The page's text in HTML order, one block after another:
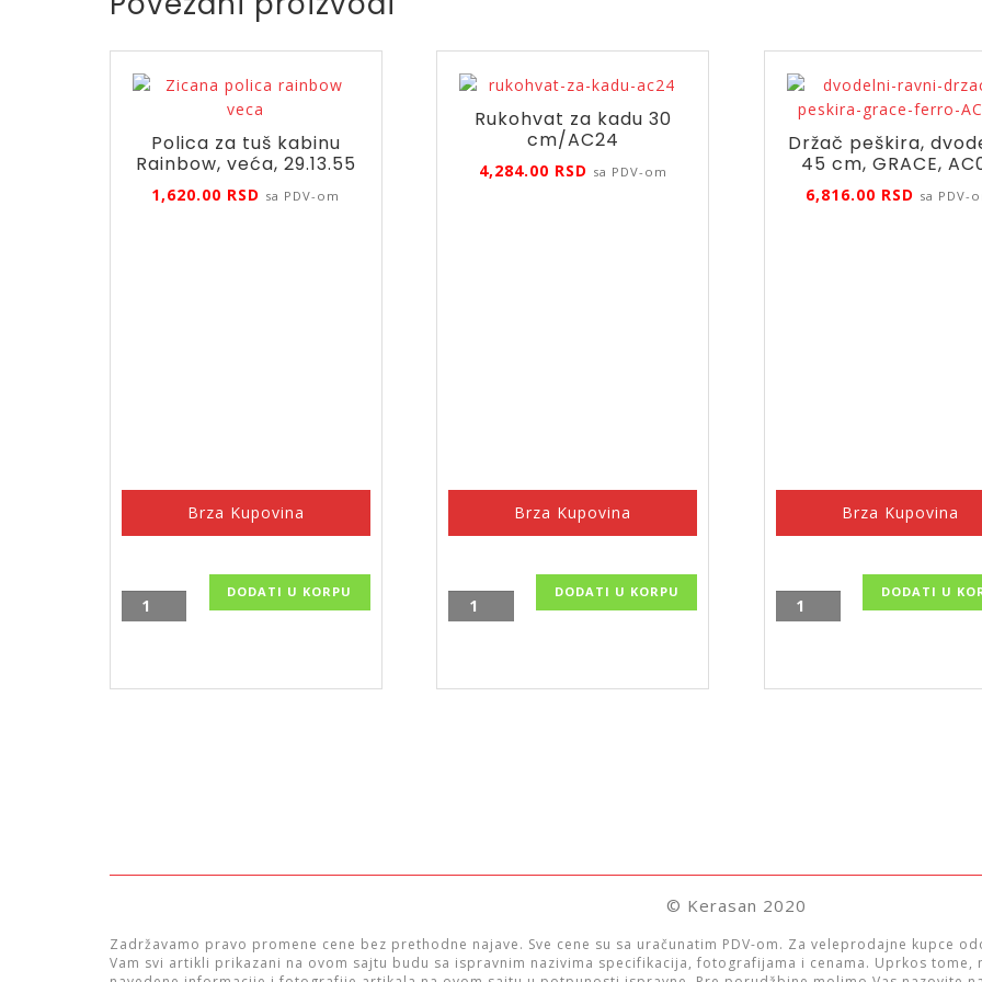
Polica za tuš kabinu
Rainbow, veća, 29.13.55
1,620.00 RSD sa PDV-om
Brza Kupovina
Polica
za
DODATI U KORPU
Rukohvat za kadu 30
cm/AC24
4,284.00 RSD sa PDV-om
Brza Kupovina
Rukohvat
za
DODATI U KORPU
Držač peškira,
45 cm, GRACE,
6,816.00 RSD sa PDV-
Brza Kupovina
Držač
peškira,
DODATI U
© Kerasan 2020
Zadržavamo pravo promene cene bez prethodne najave. Sve cene su sa uračunatim PDV-om. Za veleprodajne kupce
Vam svi artikli prikazani na ovom sajtu budu sa ispravnim nazivima specifikacija, fotografijama i cenama. Uprkos